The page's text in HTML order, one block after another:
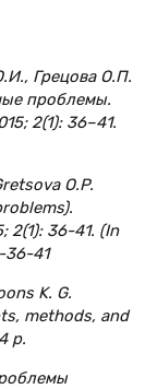
Грецова О.П.
проблемы.
2(1): 36–41.
O.P.
2(1): 36-41. (In
36-41
K. G.
methods, and
р.